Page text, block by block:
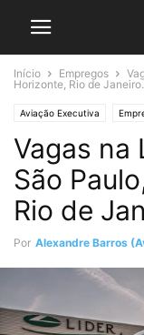
Início Empregos
Horizonte, Rio de
Aviação Executiva
Vagas na
São
Rio de
Por Alexandre Barros